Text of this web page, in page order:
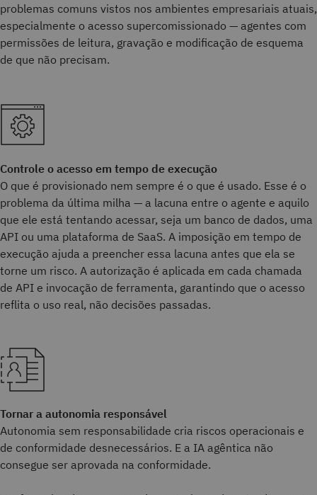
problemas comuns vistos nos ambientes empresariais atuais,
especialmente o acesso supercomissionado — agentes com
permissões de leitura, gravação e modificação de esquema
de que não precisam.
Controle o acesso em tempo de execução
O que é provisionado nem sempre é o que é usado. Esse é o
problema da última milha — a lacuna entre o agente e aquilo
que ele está tentando acessar, seja um banco de dados, uma
API ou uma plataforma de SaaS. A imposição em tempo de
execução ajuda a preencher essa lacuna antes que ela se
torne um risco. A autorização é aplicada em cada chamada
de API e invocação de ferramenta, garantindo que o acesso
reflita o uso real, não decisões passadas.
Tornar a autonomia responsável
Autonomia sem responsabilidade cria riscos operacionais e
de conformidade desnecessários. E a IA agêntica não
consegue ser aprovada na conformidade.